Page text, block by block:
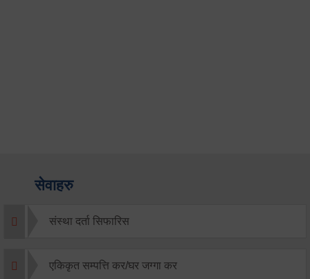
सेवाहरु
संस्था दर्ता सिफारिस
एकिकृत सम्पत्ति कर/घर जग्गा कर